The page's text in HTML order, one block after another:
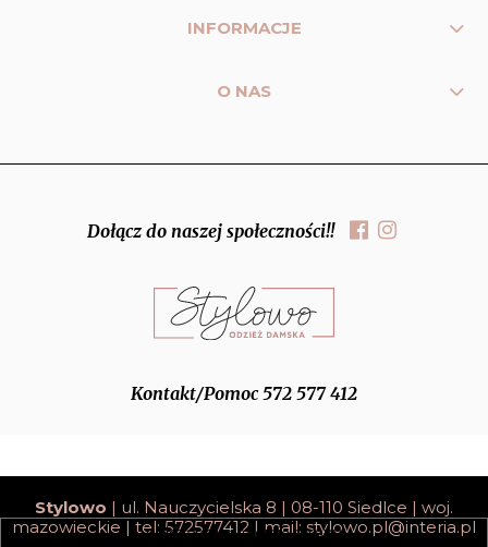
INFORMACJE
O NAS
Dołącz do naszej społeczności!!
Kontakt/Pomoc 572 577 412
Stylowo | ul. Nauczycielska 8 | 08-110 Siedlce | woj.
mazowieckie | tel: 572577412 | mail: stylowo.pl@interia.pl
pokaż pełną wersję strony